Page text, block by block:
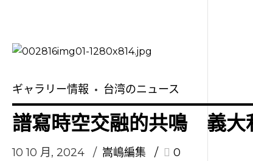
ギャラリー情報 台湾のニュース
譜寫時空交融的共鳴 義大
10 10 月, 2024 嵩嶋編集 0